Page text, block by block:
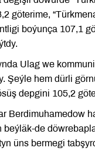
göterime,
boýunça 107,1
Ulag we
Şeýle hem dürli
depgini 105,2
Berdimuhamedow
de
üns bermegi